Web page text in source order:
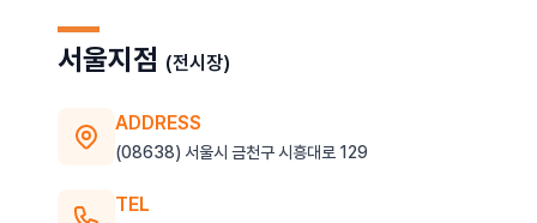
서울지점 (전시장)
ADDRESS
(08638) 서울시 금천구 시흥대로 129
TEL